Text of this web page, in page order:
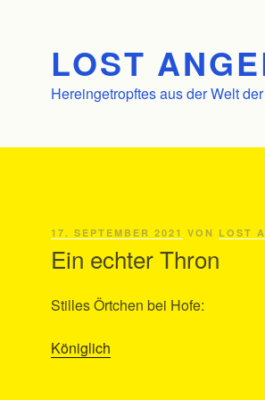
LOST
Hereingetropftes aus der Welt
VERÖFFENTLICHT
17. SEPTEMBER 2021 VON LOST
Ein echter Thron
Stilles Örtchen bei Hofe:
Königlich